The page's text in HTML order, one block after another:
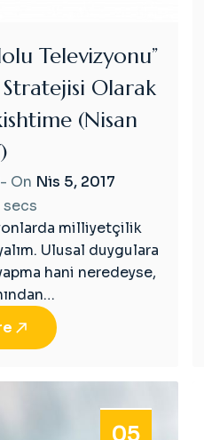
Televizyonu”
Olarak
(Nisan
- On Nis 5, 2017
secs
milliyetçilik
Ulusal duygulara
hani neredeyse,